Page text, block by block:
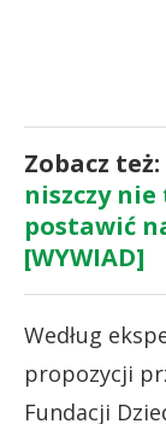
Zobacz też:
niszczy
postawić
[WYWIAD]
Według
propozycji
Fundacji